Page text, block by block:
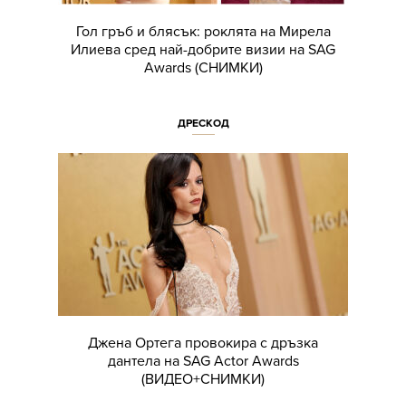
Гол гръб и блясък: роклята на Мирела
Илиева сред най-добрите визии на SAG
Awards (СНИМКИ)
ДРЕСКОД
Джена Ортега провокира с дръзка
дантела на SAG Actor Awards
(ВИДЕО+СНИМКИ)